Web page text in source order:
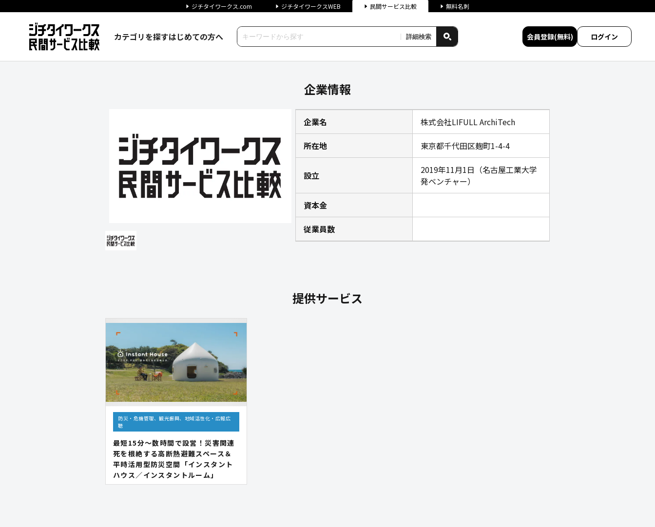
ジチタイワークス.com ジチタイワークスWEB 民間サービス比較 無料名刺
カテゴリを探すはじめての方へ 詳細検索 会員登録(無料) ログイン
企業情報
企業名 株式会社LIFULL ArchiTech
所在地 東京都千代田区麹町1-4-4
設立
2019年11月1日（名古屋工業大学
発ベンチャー）
資本金
従業員数
提供サービス
防災・危機管理、観光振興、地域活性化・広報広
聴
最短15分〜数時間で設営！災害関連
死を根絶する高断熱避難スペース＆
平時活用型防災空間「インスタント
ハウス／インスタントルーム」